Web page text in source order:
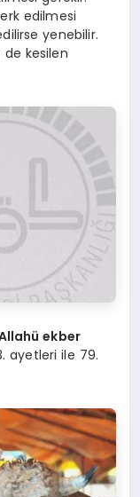
edilmesi
yenebilir.
kesilen
ekber
ayetleri ile 79.